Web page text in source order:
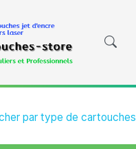
par type de cartouches